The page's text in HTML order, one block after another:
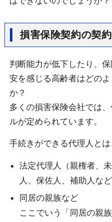
損害保険契約の契
判断能力が低下したり、
安を感じる高齢者はどの
か？
多くの損害保険会社では
ルが定められています。
手続きができる代理人とは
法定代理人（親権者、
人、保佐人、補助人な
同居の親族など
ここでいう「同居の親